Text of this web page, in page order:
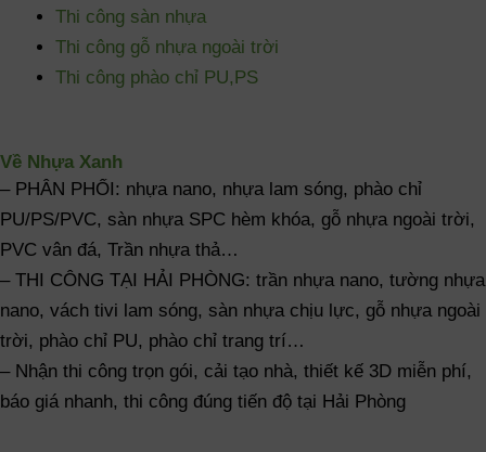
Thi công sàn nhựa
Thi công gỗ nhựa ngoài trời
Thi công phào chỉ PU,PS
Về Nhựa Xanh
– PHÂN PHỐI: nhựa nano, nhựa lam sóng, phào chỉ
PU/PS/PVC, sàn nhựa SPC hèm khóa, gỗ nhựa ngoài trời,
PVC vân đá, Trần nhựa thả…
– THI CÔNG TẠI HẢI PHÒNG: trần nhựa nano, tường nhựa
nano, vách tivi lam sóng, sàn nhựa chịu lực, gỗ nhựa ngoài
trời, phào chỉ PU, phào chỉ trang trí…
– Nhận thi công trọn gói, cải tạo nhà, thiết kế 3D miễn phí,
báo giá nhanh, thi công đúng tiến độ tại Hải Phòng